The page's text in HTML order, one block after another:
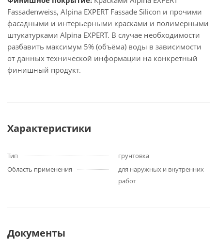
Fassadenweiss, Alpina EXPERT Fassade Silicon и прочими
фасадными и интерьерными красками и полимерными
штукатурками Alpina EXPERT. В случае необходимости
разбавить максимум 5% (объёма) воды в зависимости
от данных технической информации на конкретный
финишный продукт.
Характеристики
Тип
грунтовка
Область применения
для наружных и внутренних
работ
Документы